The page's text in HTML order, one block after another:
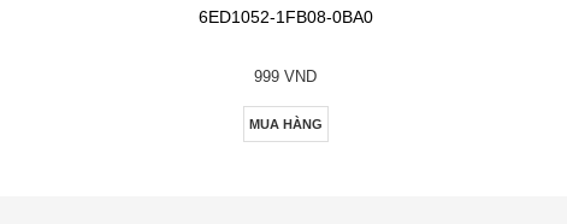
6ED1052-1FB08-0BA0
999 VND
MUA HÀNG